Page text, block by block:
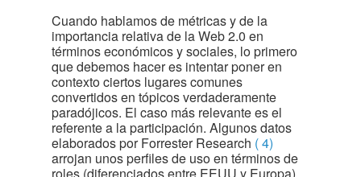
Cuando hablamos de métricas y de la
importancia relativa de la Web 2.0 en
términos económicos y sociales, lo primero
que debemos hacer es intentar poner en
contexto ciertos lugares comunes
convertidos en tópicos verdaderamente
paradójicos. El caso más relevante es el
referente a la participación. Algunos datos
elaborados por Forrester Research ( 4)
arrojan unos perfiles de uso en términos de
roles (diferenciados entre EEUU y Europa)